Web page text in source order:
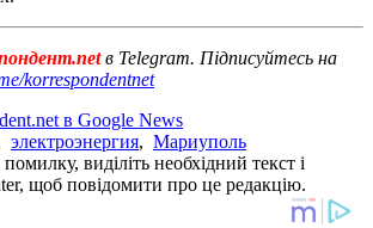
в Telegram. Підписуйтесь на
korrespondentnet
в Google News
электроэнергия, Мариуполь
виділіть необхідний текст і
щоб повідомити про це редакцію.